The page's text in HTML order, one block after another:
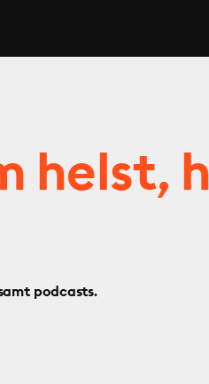
helst,
podcasts.